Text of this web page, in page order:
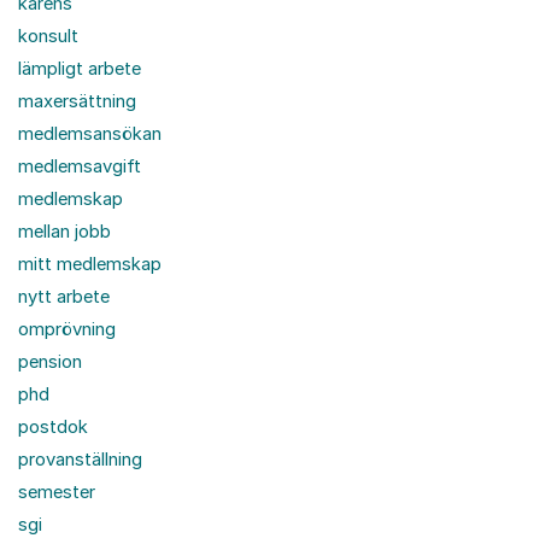
konsult
lämpligt arbete
maxersättning
medlemsansökan
medlemsavgift
medlemskap
mellan jobb
mitt medlemskap
nytt arbete
omprövning
pension
phd
postdok
provanställning
semester
sgi